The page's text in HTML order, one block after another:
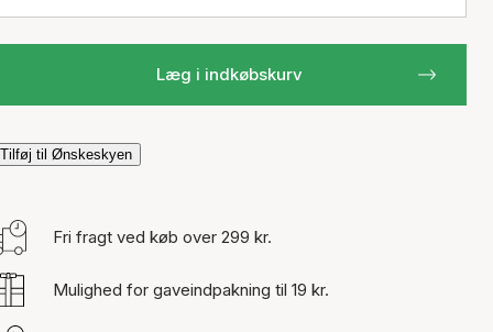
Læg i indkøbskurv
Tilføj til Ønskeskyen
Fri fragt ved køb over 299 kr.
Mulighed for gaveindpakning til 19 kr.